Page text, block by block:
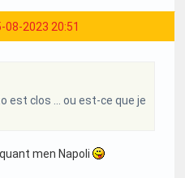
08-2023 20:51
est clos … ou est-ce que je
men Napoli